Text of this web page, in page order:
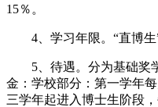
15％。
4、学习年限。“直博生”
5、待遇。分为基础奖
金：学校部分：第一学年
三学年起进入博士生阶段